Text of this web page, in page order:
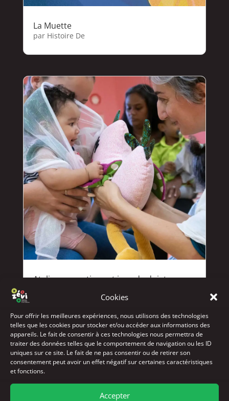
Cookies
Pour offrir les meilleures expériences, nous utilisons des technologies
telles que les cookies pour stocker et/ou accéder aux informations des
appareils. Le fait de consentir à ces technologies nous permettra de
traiter des données telles que le comportement de navigation ou les ID
uniques sur ce site. Le fait de ne pas consentir ou de retirer son
consentement peut avoir un effet négatif sur certaines caractéristiques
et fonctions.
Accepter
La Muette
par Histoire De
Ateliers comptines et jeux de doigts